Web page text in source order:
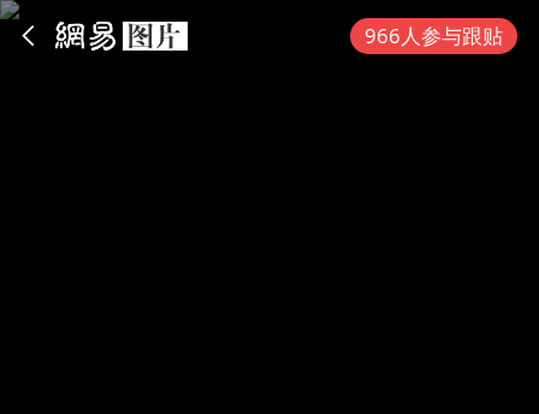
966人参与跟贴
App内打开